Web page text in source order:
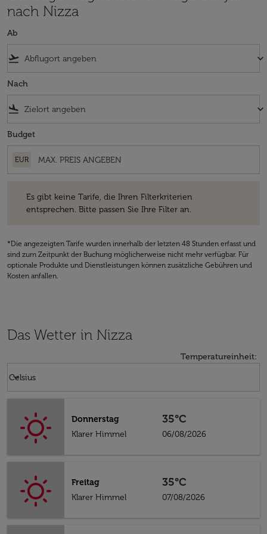
nach Nizza
Ab
flight_takeoff keyboard_arrow_down
Nach
flight_land keyboard_arrow_down
Budget
EUR
Es gibt keine Tarife, die Ihren Filterkriterien
entsprechen. Bitte passen Sie Ihre Filter an.
*Die angezeigten Tarife wurden innerhalb der letzten 48 Stunden erfasst und
sind zum Zeitpunkt der Buchung möglicherweise nicht mehr verfügbar. Für
optionale Produkte und Dienstleistungen können zusätzliche Gebühren und
Kosten anfallen.
Das Wetter in Nizza
Temperatureinheit:
Celsius
keyboard_arrow_down
Donnerstag
Klarer Himmel
35°C
06/08/2026
Freitag
Klarer Himmel
35°C
07/08/2026